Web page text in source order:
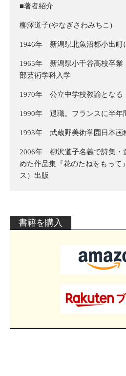
■著者紹介
柳澤道子(やなぎさわみちこ)
1946年 新潟県北魚沼郡小出町
1965年 新潟県小千谷高校卒
部芸術学科入学
1970年 公立中学校教諭となる
1990年 退職。フランスに半年
1993年 武蔵野美術学園日本画
2006年 柳沢道子名義で詩集・
めた作品集『花のたねをもって
ス）出版
書籍を購入